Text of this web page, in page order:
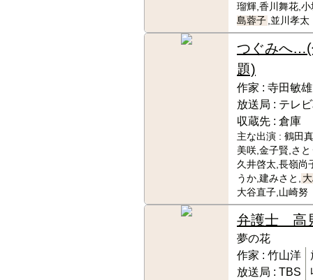
瑠輝,香川舞花,
島蓉子 ,並川孝太
つぐみへ
題)
作家 : 寺田敏雄
放送局 : テレ
収蔵先 : 倉庫
主な出演 : 鶴田
美咲,金子賢,さ
久井啓太,長嶺尚
うか,建みさと,
大谷直子,山崎努
弁護士 高
夢の花
作家 : 竹山洋
放送局 : TBS